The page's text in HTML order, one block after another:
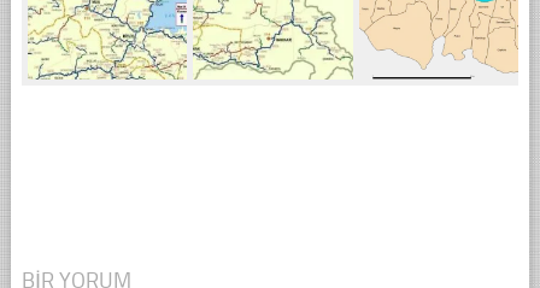
BIR YORUM